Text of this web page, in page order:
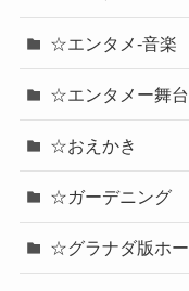
☆エンタメ-音楽
☆エンタメー舞台
☆おえかき
☆ガーデニング
☆グラナダ版ホ